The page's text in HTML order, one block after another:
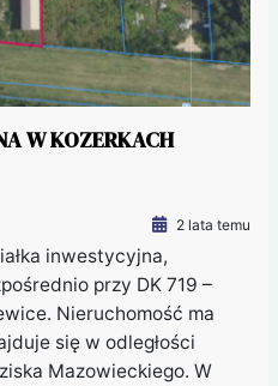
W KOZERKACH
2 lata temu
inwestycyjna,
przy DK 719 –
Nieruchomość ma
się w odległości
Mazowieckiego. W